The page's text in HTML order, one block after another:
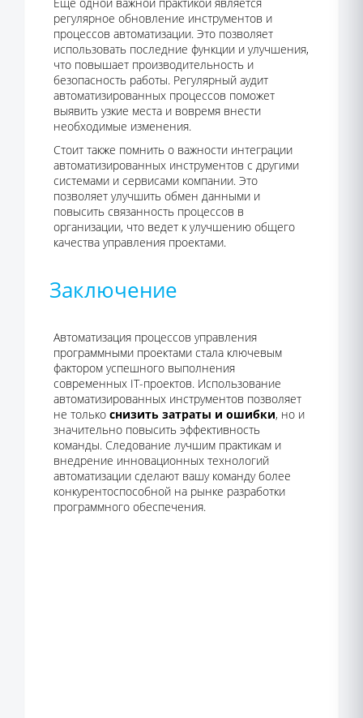
регулярное обновление инструментов и
процессов автоматизации. Это позволяет
использовать последние функции и улучшения,
что повышает производительность и
безопасность работы. Регулярный аудит
автоматизированных процессов поможет
выявить узкие места и вовремя внести
необходимые изменения.
Стоит также помнить о важности интеграции
автоматизированных инструментов с другими
системами и сервисами компании. Это
позволяет улучшить обмен данными и
повысить связанность процессов в
организации, что ведет к улучшению общего
качества управления проектами.
Заключение
Автоматизация процессов управления
программными проектами стала ключевым
фактором успешного выполнения
современных IT-проектов. Использование
автоматизированных инструментов позволяет
не только снизить затраты и ошибки, но и
значительно повысить эффективность
команды. Следование лучшим практикам и
внедрение инновационных технологий
автоматизации сделают вашу команду более
конкурентоспособной на рынке разработки
программного обеспечения.